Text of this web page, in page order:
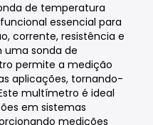
de temperatura
essencial para
corrente, resistência e
uma sonda de
permite a medição
aplicações, tornando-
multímetro é ideal
em sistemas
medições